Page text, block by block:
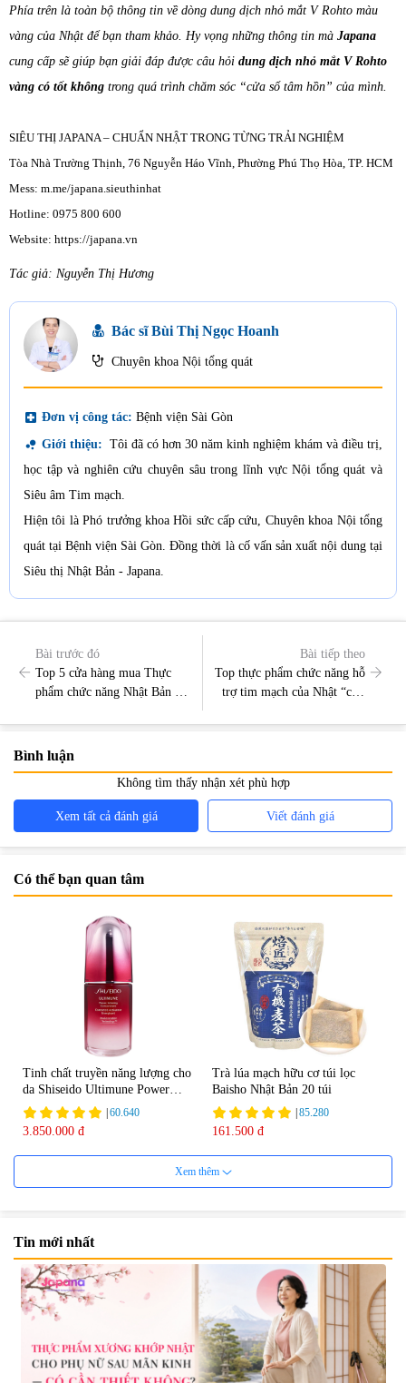
Phía trên là toàn bộ thông tin về dòng dung dịch nhỏ mắt V Rohto màu
vàng của Nhật để bạn tham khảo. Hy vọng những thông tin mà Japana
cung cấp sẽ giúp bạn giải đáp được câu hỏi dung dịch nhỏ mắt V Rohto
vàng có tốt không trong quá trình chăm sóc “cửa sổ tâm hồn” của mình.
SIÊU THỊ JAPANA – CHUẨN NHẬT TRONG TỪNG TRẢI NGHIỆM
Tòa Nhà Trường Thịnh, 76 Nguyễn Háo Vĩnh, Phường Phú Thọ Hòa, TP. HCM
Mess: m.me/japana.sieuthinhat
Hotline: 0975 800 600
Website: https://japana.vn
Tác giả: Nguyễn Thị Hương
Bác sĩ Bùi Thị Ngọc Hoanh
Chuyên khoa Nội tổng quát
local_hospital Đơn vị công tác: Bệnh viện Sài Gòn
bubble_chart Giới thiệu: Tôi đã có hơn 30 năm kinh nghiệm khám và điều trị,
học tập và nghiên cứu chuyên sâu trong lĩnh vực Nội tổng quát và
Siêu âm Tim mạch.
Hiện tôi là Phó trưởng khoa Hồi sức cấp cứu, Chuyên khoa Nội tổng
quát tại Bệnh viện Sài Gòn. Đồng thời là cố vấn sản xuất nội dung tại
Siêu thị Nhật Bản - Japana.
Bài trước đó
Top 5 cửa hàng mua Thực
phẩm chức năng Nhật Bản uy
Bài tiếp theo
Top thực phẩm chức năng hỗ
trợ tim mạch của Nhật “cứu
Bình luận
Không tìm thấy nhận xét phù hợp
Xem tất cả đánh giá Viết đánh giá
Có thể bạn quan tâm
Tinh chất truyền năng lượng cho
da Shiseido Ultimune Power
75ml
60.640
3.850.000 đ
Trà lúa mạch hữu cơ túi lọc
Baisho Nhật Bản 20 túi
85.280
161.500 đ
Viên uống bổ não Ribeto Shoji
57.920
1.450.000 đ
Viên nang uống cải thiện thị lực,
trí nhớ DHA + EPA + Flaxseed
Oil 30 viên/gói - Date 02/2027
|52.346
225.000 đ
Xem thêm
Tin mới nhất